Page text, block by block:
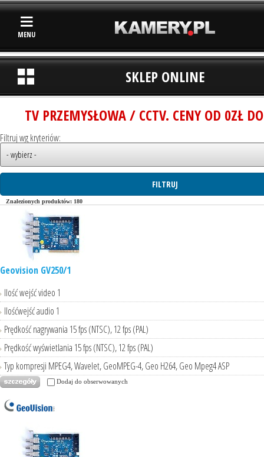
MENU
SKLEP ONLINE
TV PRZEMYSŁOWA / CCTV. CENY OD 0ZŁ
Filtruj wg kryteriów:
Znalezionych produktów: 180
Geovision GV250/1
Ilość wejść video 1
Ilośćwejść audio 1
Prędkość nagrywania 15 fps (NTSC), 12 fps (PAL)
Prędkość wyświetlania 15 fps (NTSC), 12 fps (PAL)
Typ kompresji MPEG4, Wavelet, GeoMPEG-4, Geo H264, Geo Mpeg4 ASP
Dodaj do obserwowanych